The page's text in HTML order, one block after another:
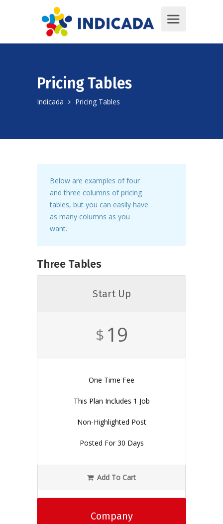
Pricing Tables
Indicada Pricing Tables
Below are examples of four
and three columns of pricing
tables, but you can easily have
as many columns as you
want.
Three Tables
Start Up
$ 19
One Time Fee
This Plan Includes 1 Job
Non-Highlighted Post
Posted For 30 Days
Add To Cart
Company